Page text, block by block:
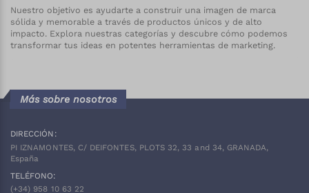
Nuestro objetivo es ayudarte a construir una imagen de marca
sólida y memorable a través de productos únicos y de alto
impacto. Explora nuestras categorías y descubre cómo podemos
transformar tus ideas en potentes herramientas de marketing.
Más sobre nosotros
DIRECCIÓN:
PI IZNAMONTES, C/ DEIFONTES, PLOTS 32, 33 and 34, GRANADA,
España
TELÉFONO:
(+34) 958 10 63 22